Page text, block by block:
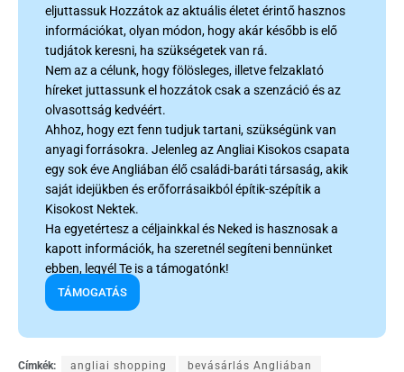
eljuttassuk Hozzátok az aktuális életet érintő hasznos
információkat, olyan módon, hogy akár később is elő
tudjátok keresni, ha szükségetek van rá.
Nem az a célunk, hogy fölösleges, illetve felzaklató
híreket juttassunk el hozzátok csak a szenzáció és az
olvasottság kedvéért.
Ahhoz, hogy ezt fenn tudjuk tartani, szükségünk van
anyagi forrásokra. Jelenleg az Angliai Kisokos csapata
egy sok éve Angliában élő családi-baráti társaság, akik
saját idejükben és erőforrásaikból építik-szépítik a
Kisokost Nektek.
Ha egyetértesz a céljainkkal és Neked is hasznosak a
kapott információk, ha szeretnél segíteni bennünket
ebben, legyél Te is a támogatónk!
TÁMOGATÁS
Címkék: angliai shopping
bevásárlás Angliában